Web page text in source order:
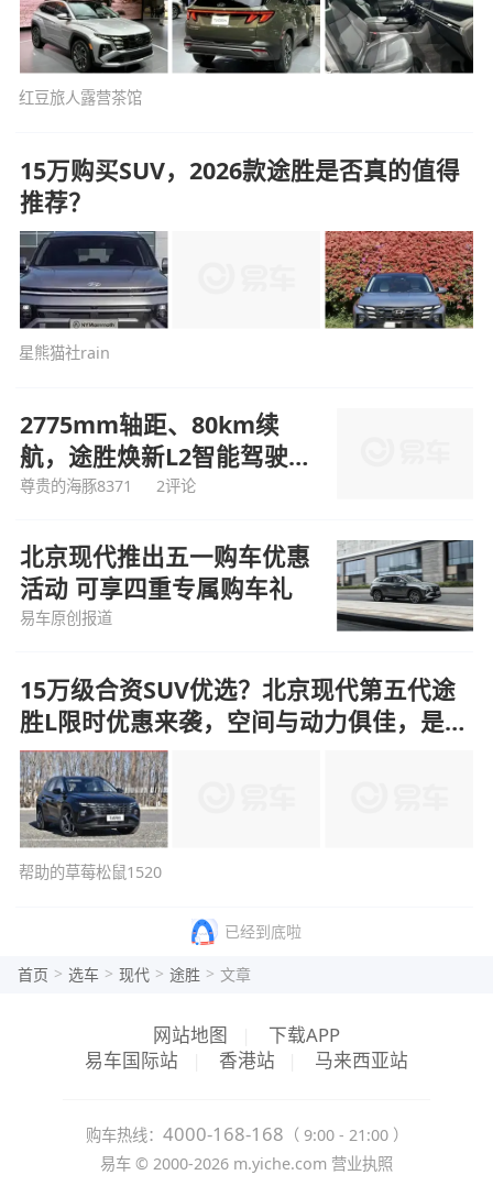
红豆旅人露营茶馆
15万购买SUV，2026款途胜是否真的值得
推荐？
星熊猫社rain
2775mm轴距、80km续
航，途胜焕新L2智能驾驶体
验
尊贵的海豚8371 2评论
北京现代推出五一购车优惠
活动 可享四重专属购车礼
易车原创报道
15万级合资SUV优选？北京现代第五代途
胜L限时优惠来袭，空间与动力俱佳，是否
值得选择？
帮助的草莓松鼠1520
已经到底啦
首页 > 选车 > 现代 > 途胜 > 文章
网站地图
下载APP
易车国际站
香港站 马来西亚站
购车热线： 4000-168-168 （ 9:00 - 21:00 ）
易车 © 2000-2026 m.yiche.com 营业执照